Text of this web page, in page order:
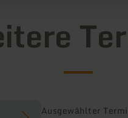
Ausgewählter